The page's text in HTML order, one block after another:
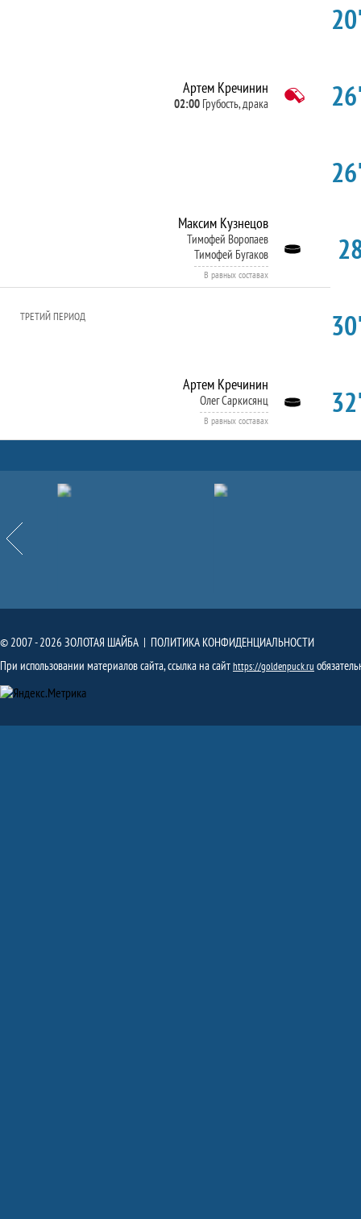
Артем Кречинин
02:00 Грубость, драка
Максим Кузнецов
Тимофей Воропаев
Тимофей Бугаков
В равных составах
ТРЕТИЙ ПЕРИОД
Артем Кречинин
Олег Саркисянц
В равных составах
Назад
Партнёры
© 2007 - 2026 ЗОЛОТАЯ ШАЙБА | ПОЛИТИКА КОНФИДЕНЦИАЛЬНОСТИ
При использовании материалов сайта, ссылка на сайтhttps://goldenpuck.ru